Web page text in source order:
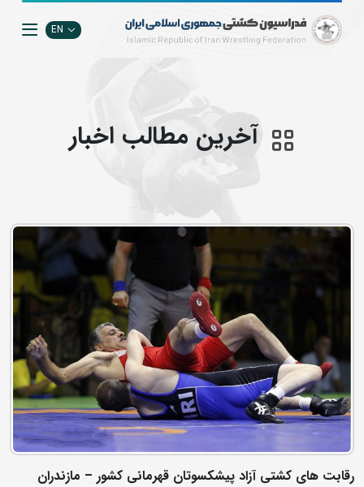
EN
آخرین مطالب اخبار
رقابت های کشتی آزاد پیشکسوتان قهرمانی کشور – مازندران